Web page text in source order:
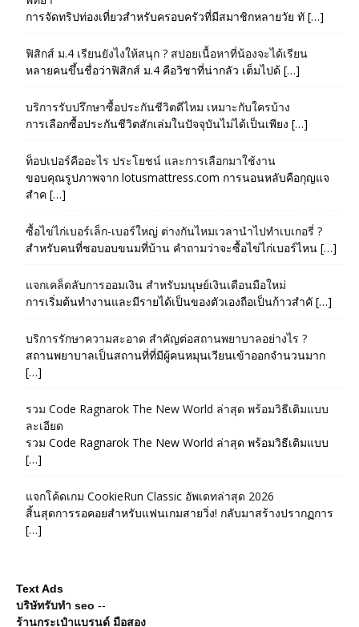
การจัดทริปท่องเที่ยวสำหรับครอบครัวที่มีสมาชิกหลายวัย ทั […]
ฟิสิกส์ ม.4 เรียนยังไงให้สนุก ? สปอยเนื้อหาที่น้องจะได้เรียน
หลายคนขึ้นชื่อว่าฟิสิกส์ ม.4 คือวิชาที่น่ากลัว เต็มไปด้ […]
บริการรับปรึกษาซื้อประกันชีวิตดีไหม เหมาะกับใครบ้าง
การเลือกซื้อประกันชีวิตสักเล่มในปัจจุบันไม่ได้เป็นเพียง […]
ท็อปเปอร์คืออะไร ประโยชน์ และการเลือกมาใช้งาน
ขอบคุณรูปภาพจาก lotusmattress.com การนอนหลับคือกุญแจ
สำค […]
ซื้อไข่ไก่เบอร์เล็ก-เบอร์ใหญ่ ต่างกันไหมเวลานำไปทำเบเกอรี่ ?
สำหรับคนที่ชอบอบขนมที่บ้าน คำถามว่าจะซื้อไข่ไก่เบอร์ไหน […]
แจกเคล็ดลับการออมเงิน สำหรับมนุษย์เงินเดือนมือใหม่
การเริ่มต้นทำงานและมีรายได้เป็นของตัวเองถือเป็นก้าวสำคั […]
บริการรักษาความสะอาด สำคัญต่อสถานพยาบาลอย่างไร ?
สถานพยาบาลเป็นสถานที่ที่มีผู้คนหมุนเวียนเข้าออกจำนวนมาก
[…]
รวม Code Ragnarok The New World ล่าสุด พร้อมวิธีเติมแบบ
ละเอียด
รวม Code Ragnarok The New World ล่าสุด พร้อมวิธีเติมแบบ
[…]
แจกโค้ดเกม CookieRun Classic อัพเดทล่าสุด 2026
สิ้นสุดการรอคอยสำหรับแฟนเกมสายวิ่ง! กลับมาสร้างปรากฏการ
[…]
Text Ads
บริษัทรับทำ seo --
ร้านกระเป๋าแบรนด์ มือสอง